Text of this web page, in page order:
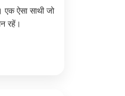
ऐसा साथी जो
रहें।